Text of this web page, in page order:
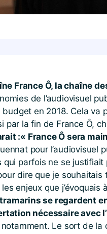
France Ô, la chaîne
de l’audiovisuel
en 2018. Cela va
la fin de France Ô,
:« France Ô sera
pour l’audiovisuel
parfois ne se
dire que je
enjeux que j’évoquais
se regardent
nécessaire avec
Le sort de la